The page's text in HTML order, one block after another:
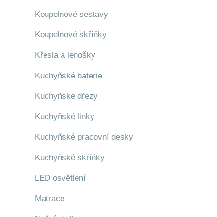
Koupelnové sestavy
Koupelnové skříňky
Křesla a lenošky
Kuchyňské baterie
Kuchyňské dřezy
Kuchyňské linky
Kuchyňské pracovní desky
Kuchyňské skříňky
LED osvětlení
Matrace